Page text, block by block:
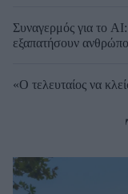
Συναγερμός για το
εξαπατήσουν
«Ο τελευταίος να